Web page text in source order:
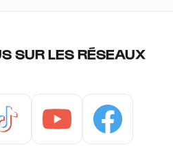
SUR LES RÉSEAUX